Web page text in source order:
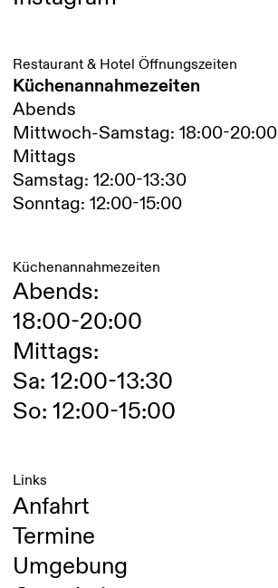
Restaurant & Hotel Öffnungszeiten
Küchenannahmezeiten
Abends
Mittwoch-Samstag: 18:00-20:00
Mittags
Samstag: 12:00-13:30
Sonntag: 12:00-15:00
Küchenannahmezeiten
Abends:
18:00-20:00
Mittags:
Sa: 12:00-13:30
So: 12:00-15:00
Links
Anfahrt
Termine
Umgebung